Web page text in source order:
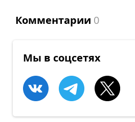
Комментарии 0
Мы в соцсетях